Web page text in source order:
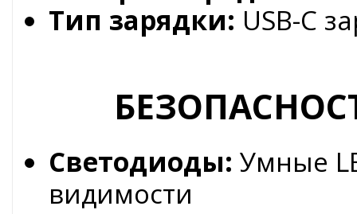
Тип зарядки: USB-C
Светодиоды: Умные
видимости